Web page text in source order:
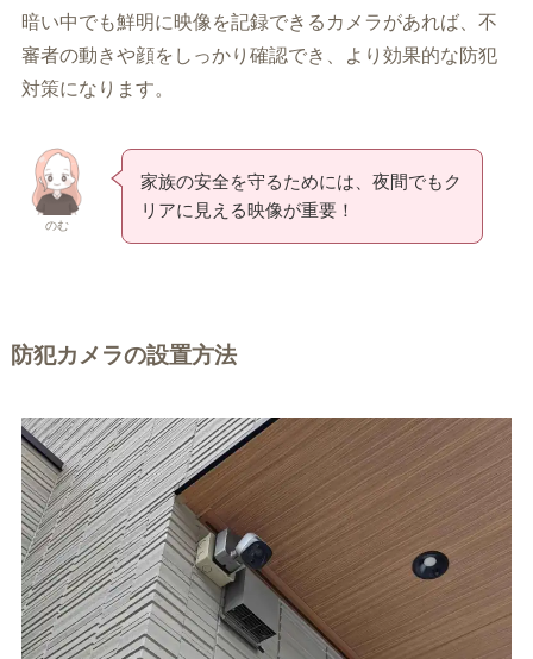
暗い中でも鮮明に映像を記録できるカメラがあれば、不
審者の動きや顔をしっかり確認でき、より効果的な防犯
対策になります。
のむ
家族の安全を守るためには、夜間でもク
リアに見える映像が重要！
防犯カメラの設置方法